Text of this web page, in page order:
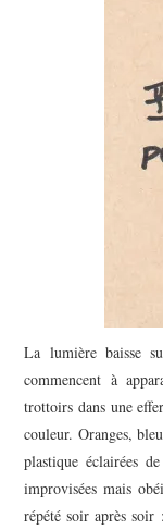
La lumière baisse
commencent à
trottoirs dans une
couleur. Oranges,
plastique éclairées
improvisées mais
répété soir après soir